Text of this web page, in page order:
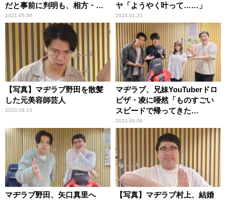
だと事前に判明も、相方・野
田に一切知らせず問い詰めら
れる
2021.05.06
ヤ「ようやく叶って……」
2024.01.21
【写真】マヂラブ野田を散髪
した元美容師芸人
2023.08.15
マヂラブ、兄妹YouTuberドロ
ピザ・凌に唖然「ものすごい
スピードで帰ってきた
ね……」
2023.09.06
マヂラブ野田、矢口真里へ
【写真】マヂラブ村上、結婚